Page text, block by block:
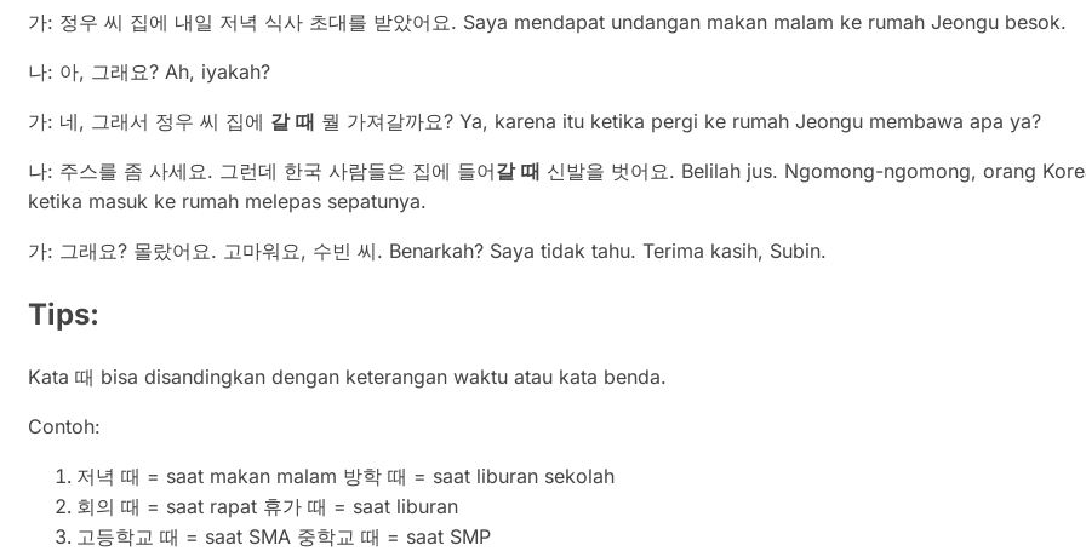
가: 정우 씨 집에 내일 저녁 식사 초대를 받았어요. Saya mendapat undangan makan malam ke rumah Jeongu besok.
나: 아, 그래요? Ah, iyakah?
가: 네, 그래서 정우 씨 집에 갈 때 뭘 가져갈까요? Ya, karena itu ketika pergi ke rumah Jeongu membawa apa ya?
나: 주스를 좀 사세요. 그런데 한국 사람들은 집에 들어갈 때 신발을 벗어요. Belilah jus. Ngomong-ngomong, orang
ketika masuk ke rumah melepas sepatunya.
가: 그래요? 몰랐어요. 고마워요, 수빈 씨. Benarkah? Saya tidak tahu. Terima kasih, Subin.
Tips:
Kata 때 bisa disandingkan dengan keterangan waktu atau kata benda.
Contoh:
저녁 때 = saat makan malam 방학 때 = saat liburan sekolah
회의 때 = saat rapat 휴가 때 = saat liburan
고등학교 때 = saat SMA 중학교 때 = saat SMP